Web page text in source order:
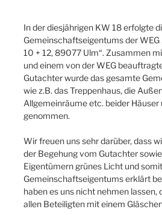
In der diesjährigen KW 18 erfolgte
Gemeinschaftseigentums der
10 + 12, 89077 Ulm“. Zusammen
und einem von der WEG
Gutachter wurde das gesamte
wie z.B. das Treppenhaus, die
Allgemeinräume etc. beider Häuser
genommen.
Wir freuen uns sehr darüber, dass
der Begehung vom Gutachter
Eigentümern grünes Licht und
Gemeinschaftseigentums erklärt
haben es uns nicht nehmen lassen,
allen Beteiligten mit einem